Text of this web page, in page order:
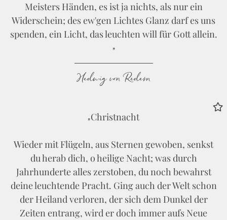
Meisters Händen, es ist ja nichts, als nur ein
Widerschein; des ew'gen Lichtes Glanz darf es uns
spenden, ein Licht, das leuchten will für Gott allein.
Hedwig von Redern
Christnacht
Wieder mit Flügeln, aus Sternen gewoben, senkst
du herab dich, o heilige Nacht; was durch
Jahrhunderte alles zerstoben, du noch bewahrst
deine leuchtende Pracht. Ging auch der Welt schon
der Heiland verloren, der sich dem Dunkel der
Zeiten entrang, wird er doch immer aufs Neue